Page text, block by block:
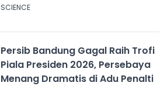
SCIENCE
Persib Bandung Gagal Raih Trofi
Piala Presiden 2026, Persebaya
Menang Dramatis di Adu Penalti